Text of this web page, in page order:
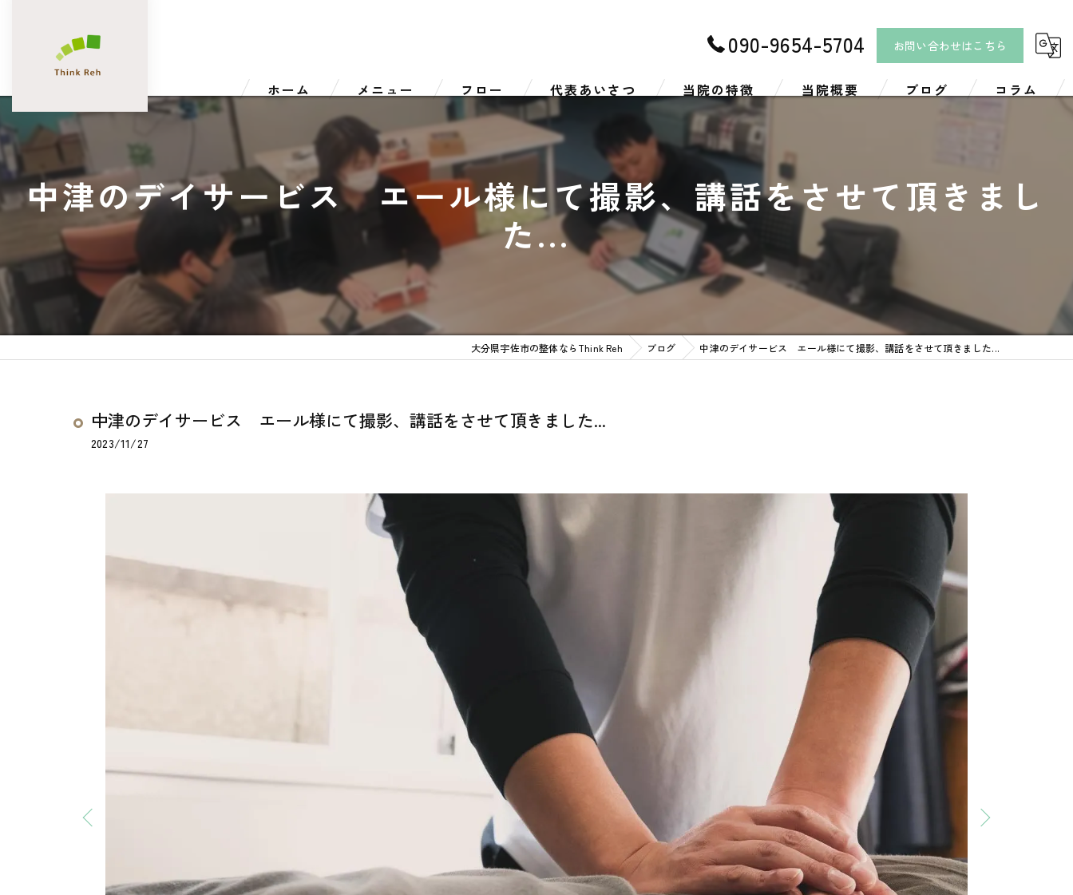
090-9654-5704 お問い合わせはこちら
ホーム メニュー フロー 代表あいさつ 当院の特徴
リハビリ
スポーツ
肩こり
腰痛
しびれ
当院概要 ブログ コラム
中津のデイサービス エール様にて撮影、講話をさせて頂きまし
た...
大分県宇佐市の整体ならThink Reh ブログ 中津のデイサービス エール様にて撮影、講話をさせて頂きました...
中津のデイサービス エール様にて撮影、講話をさせて頂きました...
2023/11/27